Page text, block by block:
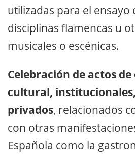
utilizadas para el ensayo
disciplinas flamencas u
musicales o escénicas.
Celebración de actos
cultural,
privados, relacionados
con otras
Española como la